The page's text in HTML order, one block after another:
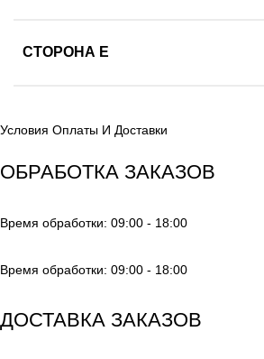
СТОРОНА E
Условия Оплаты И Доставки
ОБРАБОТКА ЗАКАЗОВ
Время обработки: 09:00 - 18:00
Время обработки: 09:00 - 18:00
ДОСТАВКА ЗАКАЗОВ